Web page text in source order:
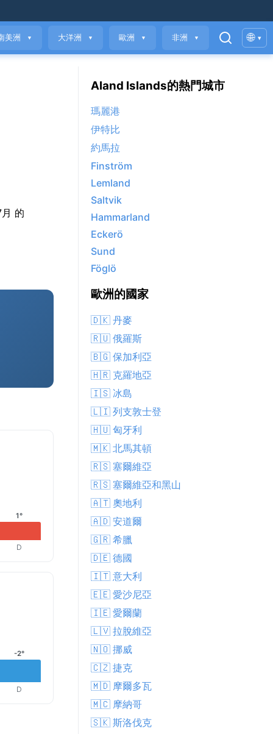
美洲 ▼ 大洋洲 ▼ 歐洲 ▼ 非洲 ▼ 🌐 ▾
的
1°
D
-2°
D
Aland Islands的熱門城市
瑪麗港
伊特比
約馬拉
Finström
Lemland
Saltvik
Hammarland
Eckerö
Sund
Föglö
歐洲的國家
🇩🇰 丹麥
🇷🇺 俄羅斯
🇧🇬 保加利亞
🇭🇷 克羅地亞
🇮🇸 冰島
🇱🇮 列支敦士登
🇭🇺 匈牙利
🇲🇰 北馬其頓
🇷🇸 塞爾維亞
🇷🇸 塞爾維亞和黑山
🇦🇹 奧地利
🇦🇩 安道爾
🇬🇷 希臘
🇩🇪 德國
🇮🇹 意大利
🇪🇪 愛沙尼亞
🇮🇪 愛爾蘭
🇱🇻 拉脫維亞
🇳🇴 挪威
🇨🇿 捷克
🇲🇩 摩爾多瓦
🇲🇨 摩納哥
🇸🇰 斯洛伐克